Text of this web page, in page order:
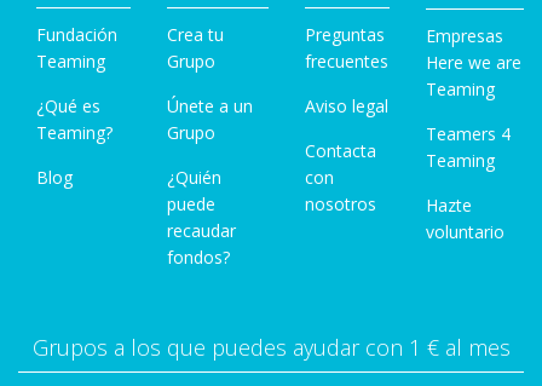
Fundación
Teaming
¿Qué es
Teaming?
Blog
Crea tu
Grupo
Únete a un
Grupo
¿Quién
puede
recaudar
fondos?
Preguntas
frecuentes
Aviso legal
Contacta
con
nosotros
Empresas
Here we are
Teaming
Teamers 4
Teaming
Hazte
voluntario
Grupos a los que puedes ayudar con 1 € al mes